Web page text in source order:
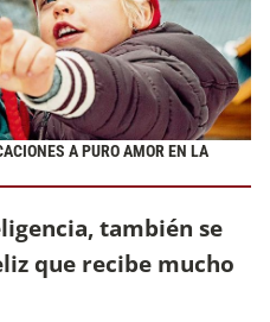
A PURO AMOR EN LA
también se
que recibe mucho